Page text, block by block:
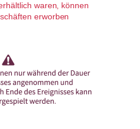
waren, können
erworben